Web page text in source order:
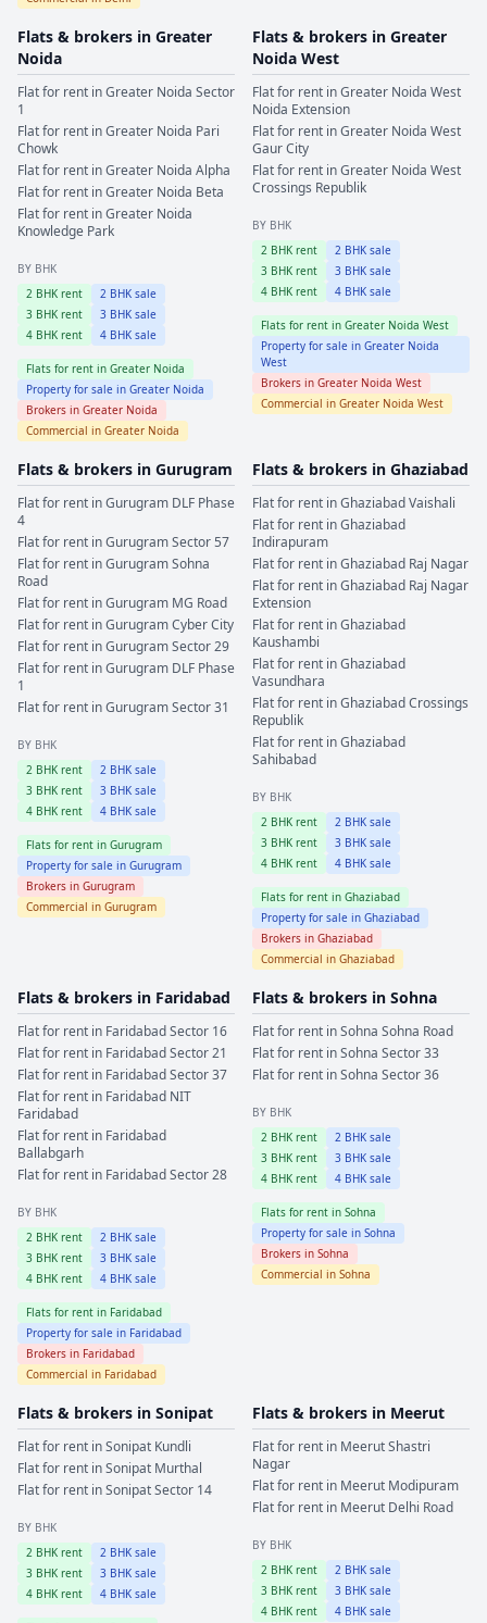
Flats & brokers in Greater
Noida
Flat for rent inGreater Noida Sector
1
Flat for rent inGreater Noida Pari
Chowk
Flat for rent inGreater Noida Alpha
Flat for rent inGreater Noida Beta
Flat for rent inGreater Noida
Knowledge Park
BY BHK
2 BHK rent 2 BHK sale
3 BHK rent 3 BHK sale
4 BHK rent 4 BHK sale
Flats for rent in Greater Noida
Property for sale in Greater Noida
Brokers in Greater Noida
Commercial in Greater Noida
Flats & brokers in Greater
Noida West
Flat for rent inGreater Noida West
Noida Extension
Flat for rent inGreater Noida West
Gaur City
Flat for rent inGreater Noida West
Crossings Republik
BY BHK
2 BHK rent 2 BHK sale
3 BHK rent 3 BHK sale
4 BHK rent 4 BHK sale
Flats for rent in Greater Noida West
Property for sale in Greater Noida
West
Brokers in Greater Noida West
Commercial in Greater Noida West
Flats & brokers in Gurugram
Flat for rent inGurugram DLF Phase
4
Flat for rent inGurugramSector 57
Flat for rent inGurugramSohna
Road
Flat for rent inGurugram MG Road
Flat for rent inGurugramCyber City
Flat for rent inGurugramSector 29
Flat for rent inGurugram DLF Phase
1
Flat for rent inGurugramSector 31
BY BHK
2 BHK rent 2 BHK sale
3 BHK rent 3 BHK sale
4 BHK rent 4 BHK sale
Flats for rent in Gurugram
Property for sale in Gurugram
Brokers in Gurugram
Commercial in Gurugram
Flats & brokers in Ghaziabad
Flat for rent inGhaziabadVaishali
Flat for rent inGhaziabad
Indirapuram
Flat for rent inGhaziabad Raj Nagar
Flat for rent inGhaziabad Raj Nagar
Extension
Flat for rent inGhaziabad
Kaushambi
Flat for rent inGhaziabad
Vasundhara
Flat for rent inGhaziabadCrossings
Republik
Flat for rent inGhaziabad
Sahibabad
BY BHK
2 BHK rent 2 BHK sale
3 BHK rent 3 BHK sale
4 BHK rent 4 BHK sale
Flats for rent in Ghaziabad
Property for sale in Ghaziabad
Brokers in Ghaziabad
Commercial in Ghaziabad
Flats & brokers in Faridabad
Flat for rent in FaridabadSector 16
Flat for rent in FaridabadSector 21
Flat for rent in FaridabadSector 37
Flat for rent in Faridabad NIT
Faridabad
Flat for rent in Faridabad
Ballabgarh
Flat for rent in FaridabadSector 28
BY BHK
2 BHK rent 2 BHK sale
3 BHK rent 3 BHK sale
4 BHK rent 4 BHK sale
Flats for rent in Faridabad
Property for sale in Faridabad
Brokers in Faridabad
Commercial in Faridabad
Flats & brokers in Sohna
Flat for rent inSohna Sohna Road
Flat for rent inSohna Sector 33
Flat for rent inSohna Sector 36
BY BHK
2 BHK rent 2 BHK sale
3 BHK rent 3 BHK sale
4 BHK rent 4 BHK sale
Flats for rent in Sohna
Property for sale in Sohna
Brokers in Sohna
Commercial in Sohna
Flats & brokers in Sonipat
Flat for rent inSonipat Kundli
Flat for rent inSonipat Murthal
Flat for rent inSonipatSector 14
BY BHK
2 BHK rent 2 BHK sale
3 BHK rent 3 BHK sale
4 BHK rent 4 BHK sale
Flats & brokers in Meerut
Flat for rent in MeerutShastri
Nagar
Flat for rent in Meerut Modipuram
Flat for rent in Meerut Delhi Road
BY BHK
2 BHK rent 2 BHK sale
3 BHK rent 3 BHK sale
4 BHK rent 4 BHK sale